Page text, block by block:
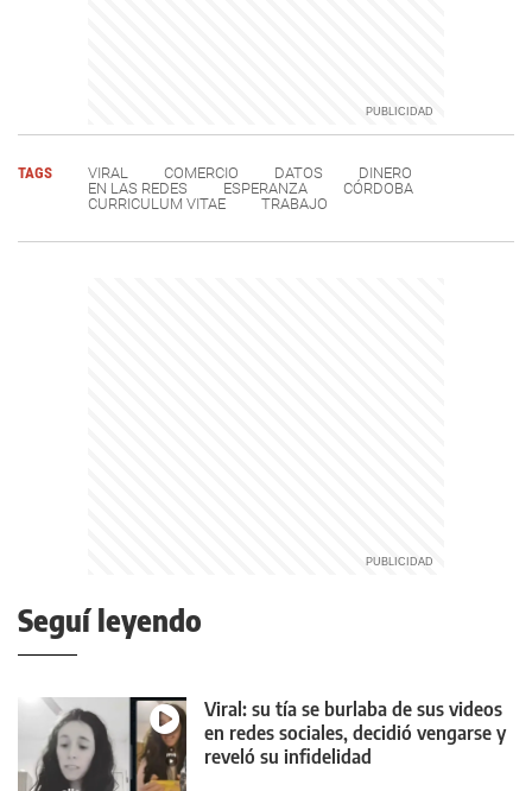
TAGS VIRAL COMERCIO DATOS
DINERO
EN LAS REDES
ESPERANZA
CÓRDOBA
CURRICULUM VITAE
TRABAJO
Seguí leyendo
Viral: su tía se burlaba de sus videos
en redes sociales, decidió vengarse y
reveló su infidelidad